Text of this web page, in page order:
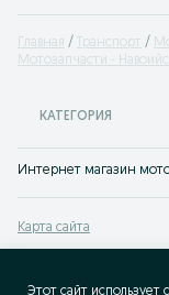
Главная Транспорт
Мотозапчасти -
КАТЕГОРИЯ
Карта сайта
Карта бизнес-страницы
Этот сайт